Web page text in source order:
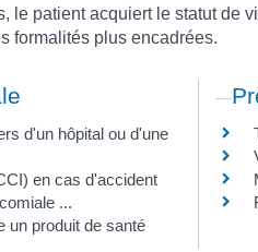
le patient acquiert le statut de
formalités plus encadrées.
d'un hôpital ou d'une
en cas d'accident
...
un produit de santé